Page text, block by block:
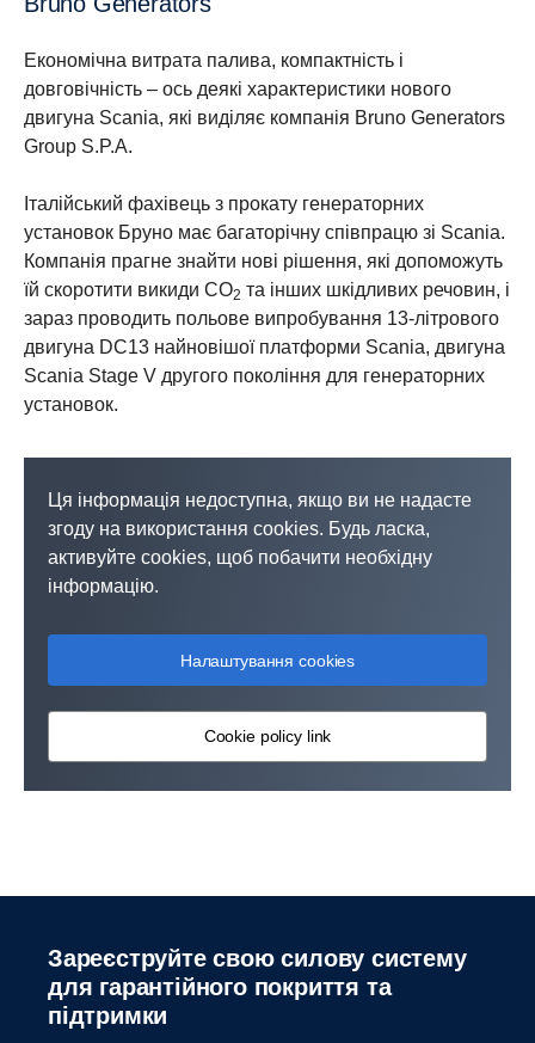
Економічна витрата палива, компактність і
довговічність – ось деякі характеристики нового
двигуна Scania, які виділяє компанія Bruno Generators
Group S.P.A.
Італійський фахівець з прокату генераторних
установок Бруно має багаторічну співпрацю зі Scania.
Компанія прагне знайти нові рішення, які допоможуть
їй скоротити викиди CO2 та інших шкідливих речовин, і
зараз проводить польове випробування 13-літрового
двигуна DC13 найновішої платформи Scania, двигуна
Scania Stage V другого покоління для генераторних
установок.
Ця інформація недоступна, якщо ви не надасте
згоду на використання cookies. Будь ласка,
активуйте cookies, щоб побачити необхідну
інформацію.
Налаштування cookies
Cookie policy link
Зареєструйте свою силову систему
для гарантійного покриття та
підтримки